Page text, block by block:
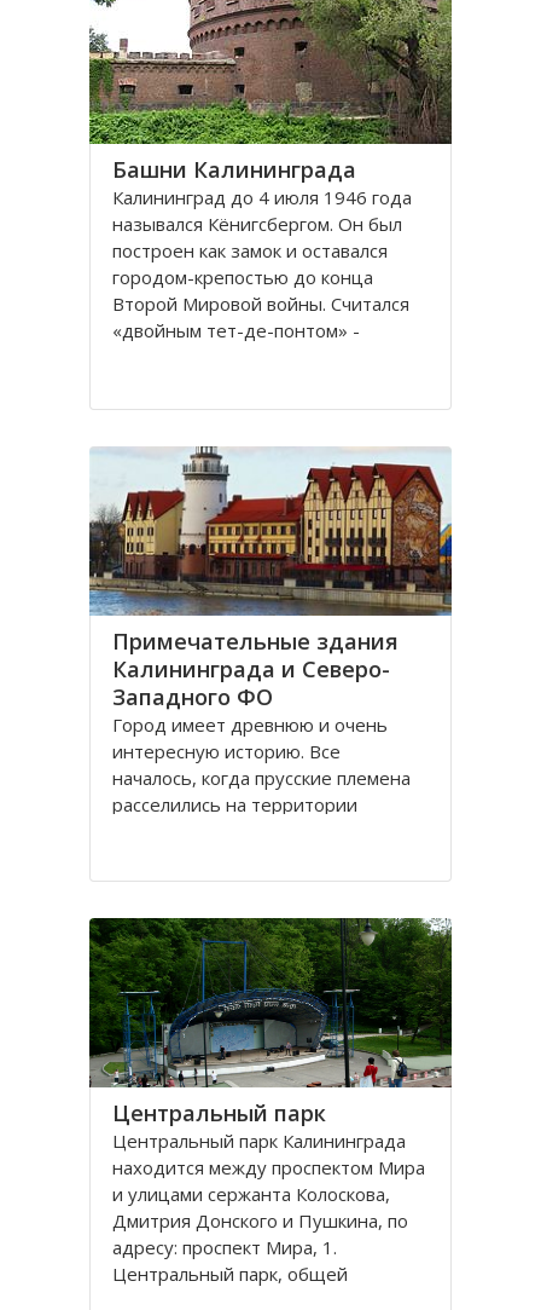
представлены прекрасные
Башни Калининграда
Калининград до 4 июля 1946 года
назывался Кёнигсбергом. Он был
построен как замок и оставался
городом-крепостью до конца
Второй Мировой войны. Считался
«двойным тет-де-понтом» -
истории, сохранилось много арок и
Примечательные здания
Калининграда и Северо-
Западного ФО
Город имеет древнюю и очень
интересную историю. Все
началось, когда прусские племена
расселились на территории
-крепость. Многие сооружения
Сегодня это самый западный
мегаполис России. Ежегодно сюда
Центральный парк
Центральный парк Калининграда
находится между проспектом Мира
и улицами сержанта Колоскова,
Дмитрия Донского и Пушкина, по
адресу: проспект Мира, 1.
Центральный парк, общей